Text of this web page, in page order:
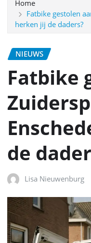
Home
Fatbike gestolen
herken jij de daders?
NIEUWS
Fatbike
de
Lisa Nieuwenburg